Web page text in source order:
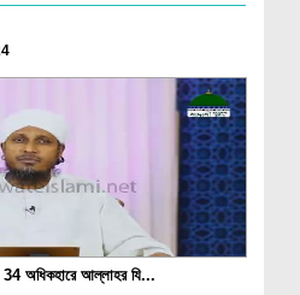
অধিকহারে আল্লাহর যি...